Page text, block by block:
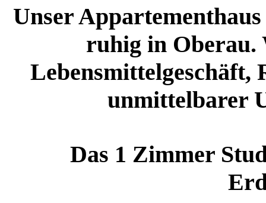
Unser
ruhig in Oberau.
Lebensmittelgeschäft,
unmittelbarer
Das 1 Zimmer